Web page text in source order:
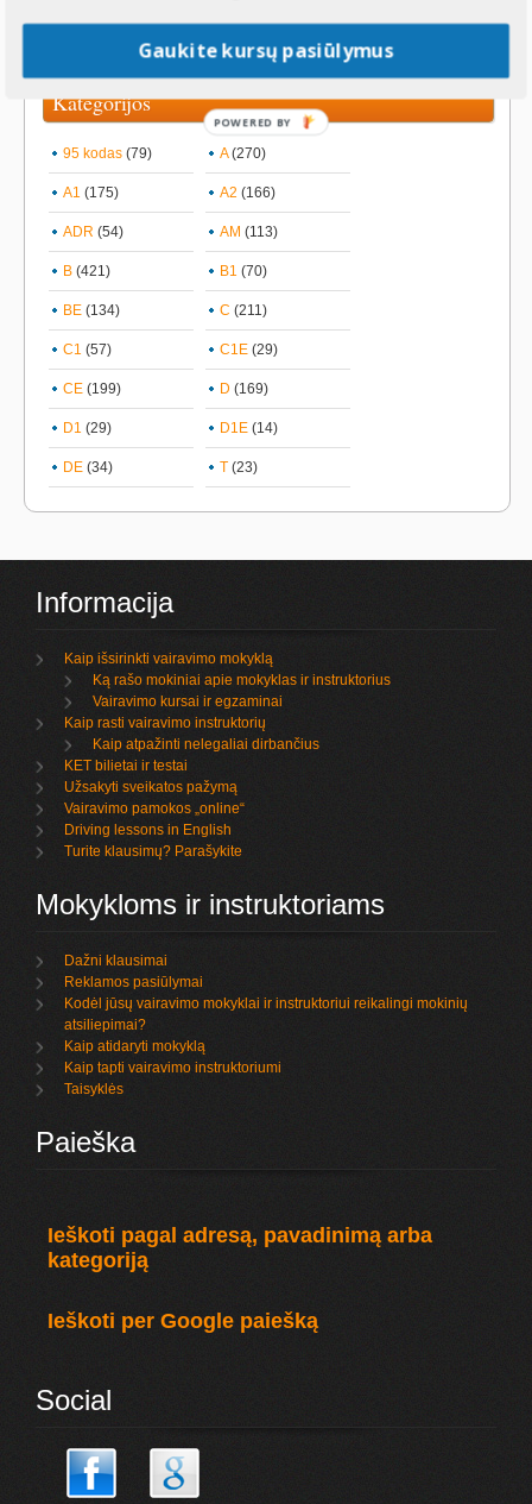
Kategorijos
95 kodas (79) A(270)
A1 (175) A2 (166)
ADR (54) AM (113)
B (421) B1 (70)
BE (134) C (211)
C1 (57) C1E (29)
CE (199) D (169)
D1 (29) D1E (14)
DE (34) T (23)
Informacija
Kaip išsirinkti vairavimo mokyklą
Ką rašo mokiniai apie mokyklas ir instruktorius
Vairavimo kursai ir egzaminai
Kaip rasti vairavimo instruktorių
Kaip atpažinti nelegaliai dirbančius
KET bilietai ir testai
Užsakyti sveikatos pažymą
Vairavimo pamokos „online“
Driving lessons in English
Turite klausimų? Parašykite
Mokykloms ir instruktoriams
Dažni klausimai
Reklamos pasiūlymai
Kodėl jūsų vairavimo mokyklai ir instruktoriui reikalingi mokinių
atsiliepimai?
Kaip atidaryti mokyklą
Kaip tapti vairavimo instruktoriumi
Taisyklės
Paieška
Ieškoti pagal adresą, pavadinimą arba
kategoriją
Ieškoti per Google paiešką
Social
Gaukite kursų pasiūlymus
POWERED BY